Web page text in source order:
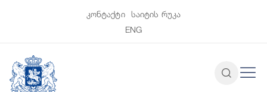
კონტაქტი
საიტის რუკა
ENG